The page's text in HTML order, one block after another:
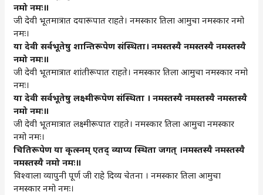
नमो नमः॥
जी देवी भूतमात्रात दयारूपात राहते। नमस्कार तिला आमुचा नमस्कार नमो
नमः।
या देवी सर्वभूतेषु शान्तिरूपेण संस्थिता। नमस्तस्यै नमस्तस्यै नमस्तस्यै
नमो नमः॥
जी देवी भूतमात्रात शांतीरूपात राहते। नमस्कार तिला आमुचा नमस्कार नमो
नमः।
या देवी सर्वभूतेषु लक्ष्मीरूपेण संस्थिता । नमस्तस्यै नमस्तस्यै नमस्तस्यै
नमो नमः॥
जी देवी भूतमात्रात लक्ष्मीरूपात राहते। नमस्कार तिला आमुचा नमस्कार
नमो नमः।
चितिरूपेण या कृत्स्नम्‌‍ एतद्‌‍ व्याप्य स्थिता जगत्‌‍ ।नमस्तस्यै नमस्तस्यै
नमस्तस्यै नमो नमः॥
विश्वाला व्यापुनी पूर्ण जी राहे दिव्य चेतना । नमस्कार तिला आमुचा
नमस्कार नमो नमः।